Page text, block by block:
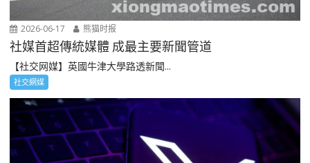
2026-06-17 熊猫时报
社媒首超傳統媒體 成最主要新聞管道
【社交网媒】英國牛津大學路透新聞...
社交網媒